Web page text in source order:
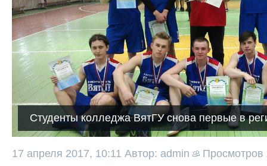
Студенты колледжа ВятГУ снова первые в
17 апреля 2017, 10:11 Автор: admin Просмотров